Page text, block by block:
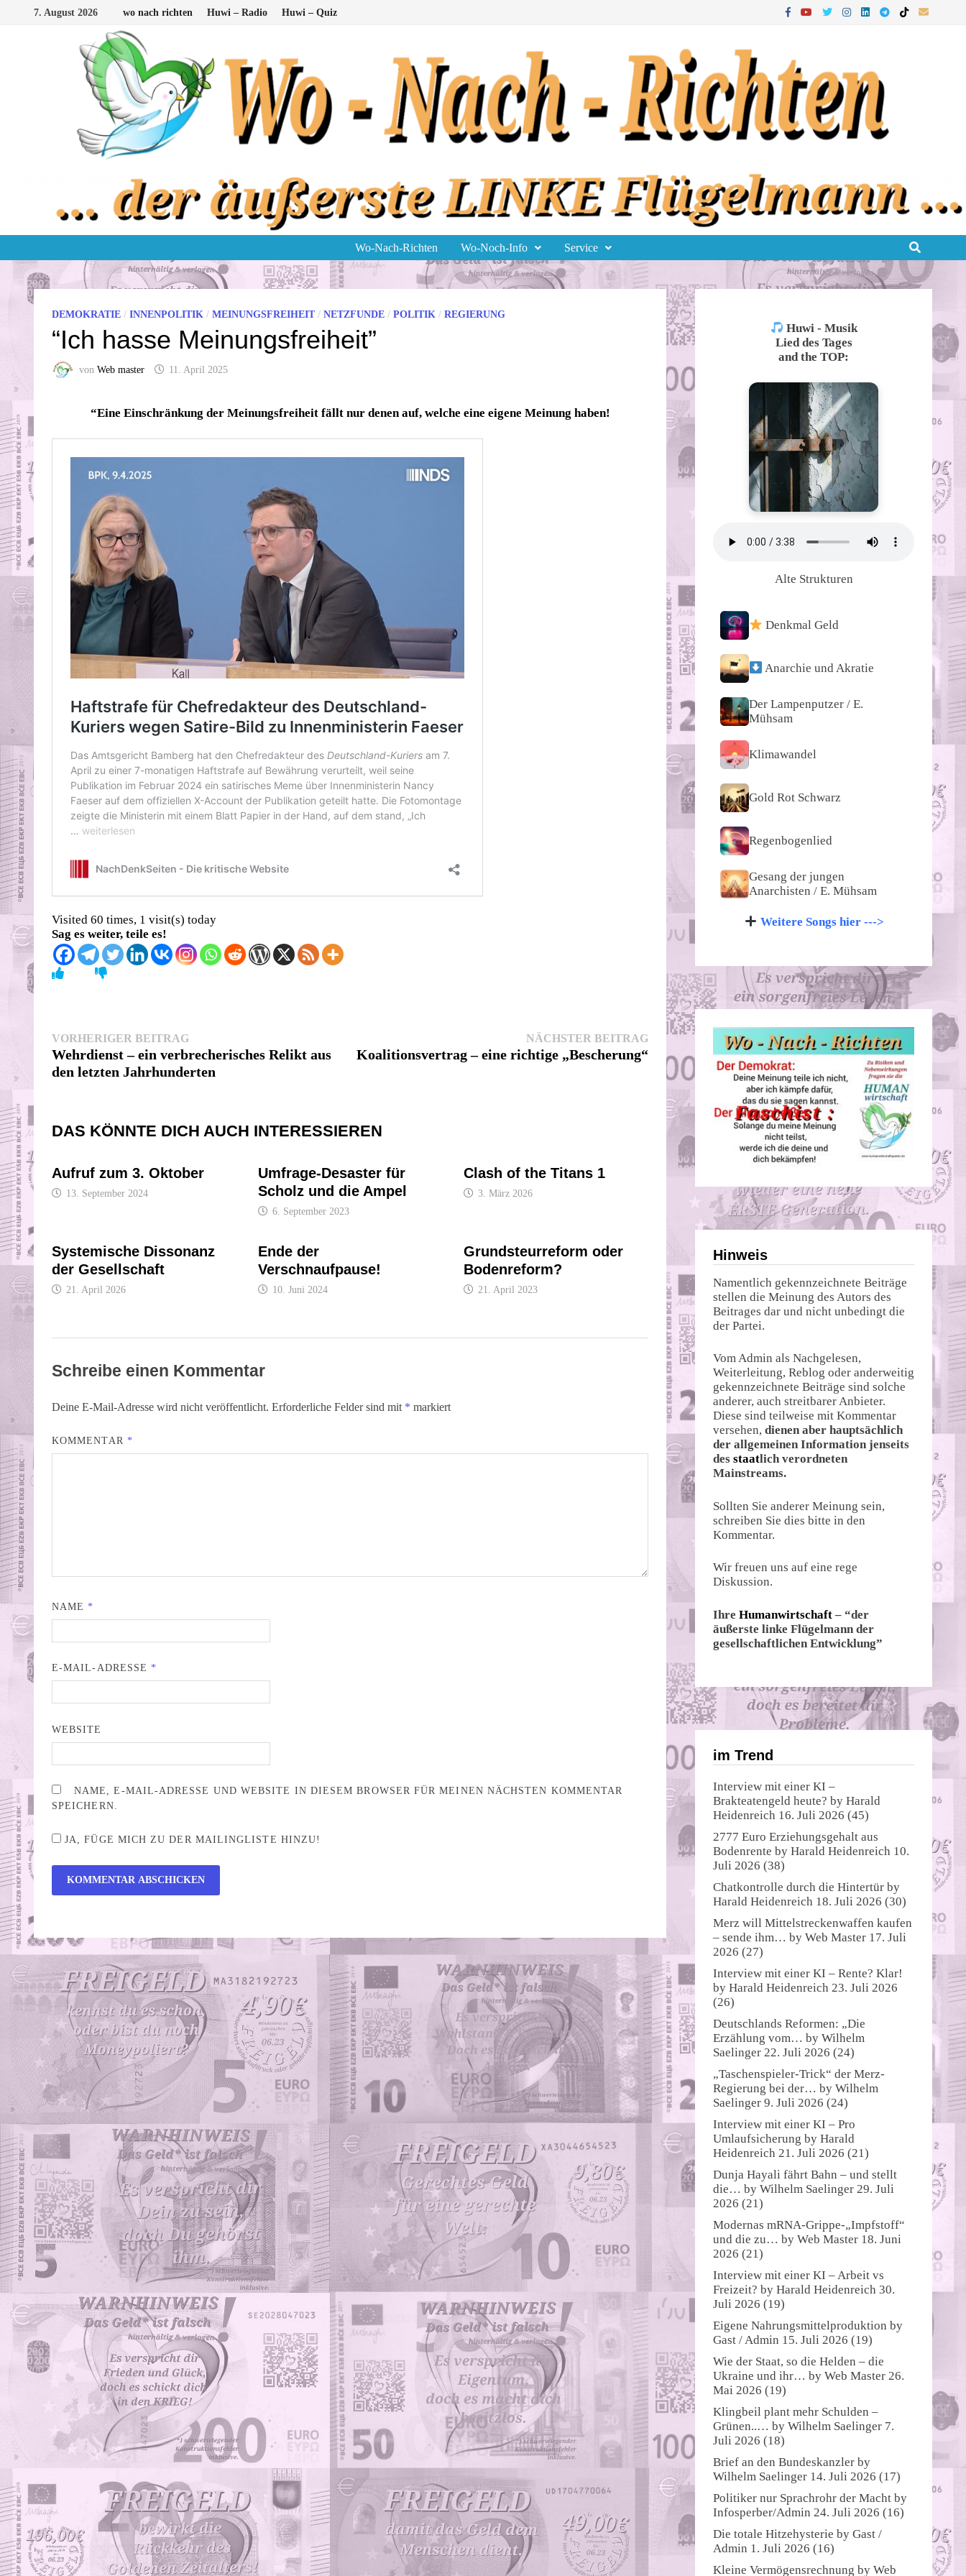
7. August 2026 wo nach richten Huwi – Radio Huwi – Quiz
Wo-Nach-Richten Wo-Noch-Info Service
DEMOKRATIE / INNENPOLITIK / MEINUNGSFREIHEIT/ NETZFUNDE / POLITIK / REGIERUNG
“Ich hasse Meinungsfreiheit”
von Web master 11. April 2025
“Eine Einschränkung der Meinungsfreiheit fällt nur denen auf, welche eine eigene Meinung haben!
Visited 60 times, 1 visit(s) today
Sag es weiter, teile es!
Beitragsnavigation
VORHERIGER BEITRAGVorheriger
Beitrag:
Wehrdienst – ein verbrecherisches Relikt aus
den letzten Jahrhunderten
NÄCHSTER BEITRAGNächster
Beitrag:
Koalitionsvertrag – eine richtige „Bescherung“
DAS KÖNNTE DICH AUCH INTERESSIEREN
Aufruf zum 3. Oktober
13. September 2024
Umfrage-Desaster für
Scholz und die Ampel
6. September 2023
Clash of the Titans 1
3. März 2026
Systemische Dissonanz
der Gesellschaft
21. April 2026
Ende der
Verschnaufpause!
10. Juni 2024
Grundsteurreform oder
Bodenreform?
21. April 2023
Schreibe einen Kommentar
Deine E-Mail-Adresse wird nicht veröffentlicht. Erforderliche Felder sind mit * markiert
KOMMENTAR *
NAME *
E-MAIL-ADRESSE *
WEBSITE
NAME, E-MAIL-ADRESSE UND WEBSITE IN DIESEM BROWSER FÜR MEINEN NÄCHSTEN KOMMENTAR
SPEICHERN.
JA, FÜGE MICH ZU DER MAILINGLISTE HINZU!
Huwi - Musik
Lied des Tages
and the TOP:
Alte Strukturen
Denkmal Geld
Anarchie und Akratie
Der Lampenputzer / E.
Mühsam
Klimawandel
Gold Rot Schwarz
Regenbogenlied
Gesang der jungen
Anarchisten / E. Mühsam
Weitere Songs hier --->
Hinweis
Namentlich gekennzeichnete Beiträge
stellen die Meinung des Autors des
Beitrages dar und nicht unbedingt die
der Partei.
Vom Admin als Nachgelesen,
Weiterleitung, Reblog oder anderweitig
gekennzeichnete Beiträge sind solche
anderer, auch streitbarer Anbieter.
Diese sind teilweise mit Kommentar
versehen, dienen aber hauptsächlich
der allgemeinen Information jenseits
des staatlich verordneten
Mainstreams.
Sollten Sie anderer Meinung sein,
schreiben Sie dies bitte in den
Kommentar.
Wir freuen uns auf eine rege
Diskussion.
Ihre Humanwirtschaft – “der
äußerste linke Flügelmann der
gesellschaftlichen Entwicklung”
im Trend
Interview mit einer KI –
Brakteatengeld heute? by Harald
Heidenreich 16. Juli 2026 (45)
2777 Euro Erziehungsgehalt aus
Bodenrente by Harald Heidenreich 10.
Juli 2026 (38)
Chatkontrolle durch die Hintertür by
Harald Heidenreich 18. Juli 2026 (30)
Merz will Mittelstreckenwaffen kaufen
– sende ihm… by Web Master 17. Juli
2026 (27)
Interview mit einer KI – Rente? Klar!
by Harald Heidenreich 23. Juli 2026
(26)
Deutschlands Reformen: „Die
Erzählung vom… by Wilhelm
Saelinger 22. Juli 2026 (24)
„Taschenspieler-Trick“ der Merz-
Regierung bei der… by Wilhelm
Saelinger 9. Juli 2026 (24)
Interview mit einer KI – Pro
Umlaufsicherung by Harald
Heidenreich 21. Juli 2026 (21)
Dunja Hayali fährt Bahn – und stellt
die… by Wilhelm Saelinger 29. Juli
2026 (21)
Modernas mRNA-Grippe-„Impfstoff“
und die zu… by Web Master 18. Juni
2026 (21)
Interview mit einer KI – Arbeit vs
Freizeit? by Harald Heidenreich 30.
Juli 2026 (19)
Eigene Nahrungsmittelproduktion by
Gast / Admin 15. Juli 2026 (19)
Wie der Staat, so die Helden – die
Ukraine und ihr… by Web Master 26.
Mai 2026 (19)
Klingbeil plant mehr Schulden –
Grünen..… by Wilhelm Saelinger 7.
Juli 2026 (18)
Brief an den Bundeskanzler by
Wilhelm Saelinger 14. Juli 2026 (17)
Politiker nur Sprachrohr der Macht by
Infosperber/Admin 24. Juli 2026 (16)
Die totale Hitzehysterie by Gast /
Admin 1. Juli 2026 (16)
Kleine Vermögensrechnung by Web